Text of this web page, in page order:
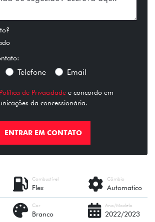
Telefone Email
Política de Privacidade e concordo em
da concessionária.
ENTRAR EM CONTATO
Câmbio
Automatico
Combustível
Flex
Ano/Modelo
2022/2023
Cor
Branco